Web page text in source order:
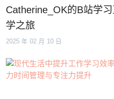
Catherine_OK的B站学
学之旅
2025 年 02 月 10 日